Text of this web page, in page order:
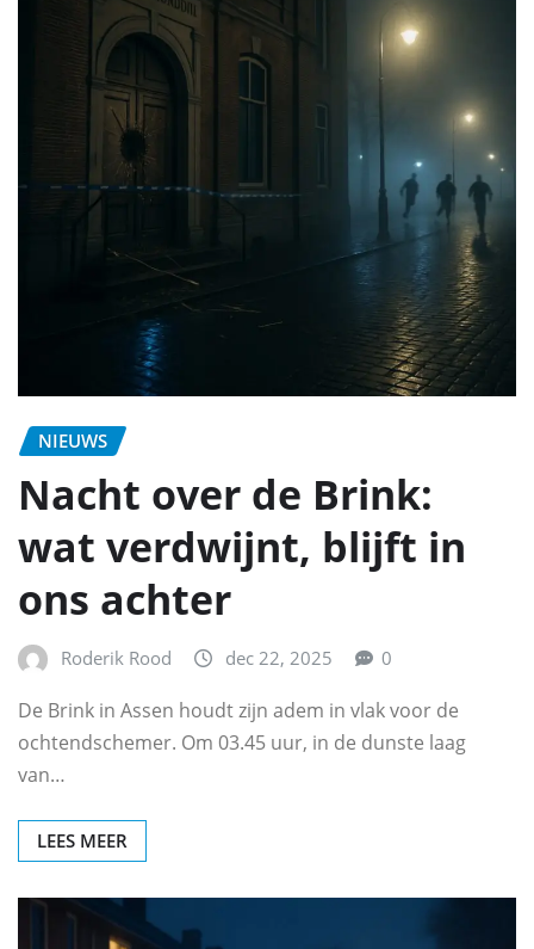
NIEUWS
Nacht over de Brink:
wat verdwijnt, blijft in
ons achter
Roderik Rood dec 22, 2025 0
De Brink in Assen houdt zijn adem in vlak voor de
ochtendschemer. Om 03.45 uur, in de dunste laag
van…
LEES MEER